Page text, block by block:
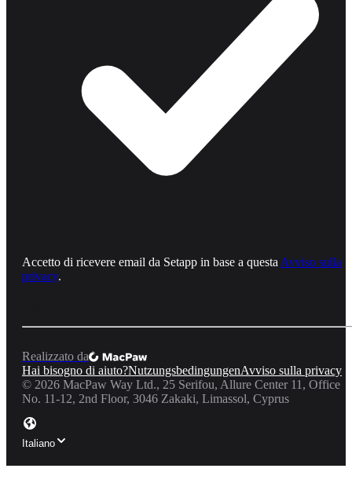
Accetto di ricevere email da Setapp in base a questa Avviso sulla
privacy.
Realizzato da
Hai bisogno di aiuto?NutzungsbedingungenAvviso sulla privacy
© 2026 MacPaw Way Ltd., 25 Serifou, Allure Center 11, Office
No. 11-12, 2nd Floor, 3046 Zakaki, Limassol, Cyprus
Italiano